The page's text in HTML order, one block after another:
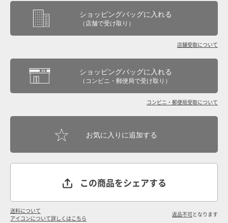
ショッピングバッグに入れる
（店舗で受け取り）
店舗受取について
ショッピングバッグに入れる
（コンビニ・郵便局で受け取り）
コンビニ・郵便局受取について
この商品をシェアする
送料について
アイコンについて詳しくはこちら
返品不可となります